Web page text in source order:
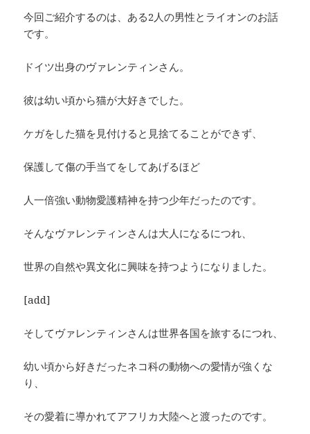
今回ご紹介するのは、ある2人の男性とライオンのお話
です。
ドイツ出身のヴァレンティンさん。
彼は幼い頃から猫が大好きでした。
ケガをした猫を見付けると見捨てることができず、
保護して傷の手当てをしてあげるほど
人一倍強い動物愛護精神を持つ少年だったのです。
そんなヴァレンティンさんは大人になるにつれ、
世界の自然や異文化に興味を持つようになりました。
[add]
そしてヴァレンティンさんは世界各国を旅するにつれ、
幼い頃から好きだったネコ科の動物への愛情が強くな
り、
その愛着に導かれてアフリカ大陸へと渡ったのです。